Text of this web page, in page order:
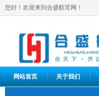
您好！欢迎来到合盛航官网！
网站首页 关于我们